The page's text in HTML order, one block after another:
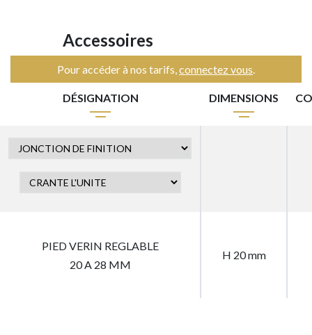
Accessoires
Pour accéder à nos tarifs,connectez vous.
DÉSIGNATION DIMENSIONS
PIED VERIN REGLABLE
20 A 28 MM
H 20 mm